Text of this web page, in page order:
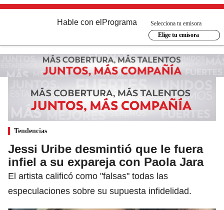
Hable con el Programa
Selecciona tu emisora
Elige tu emisora
Tendencias
Jessi Uribe desmintió que le fuera
infiel a su expareja con Paola Jara
El artista calificó como "falsas" todas las
especulaciones sobre su supuesta infidelidad.